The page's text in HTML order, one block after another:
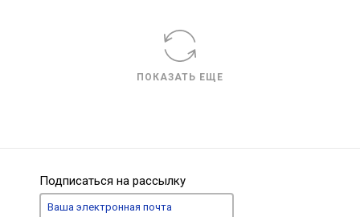
ПОКАЗАТЬ ЕЩЕ
Подписаться на рассылку